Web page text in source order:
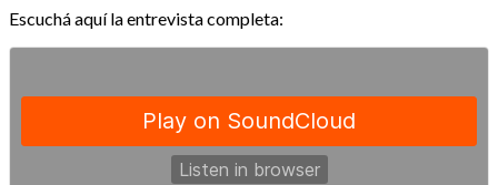
Escuchá aquí la entrevista completa: